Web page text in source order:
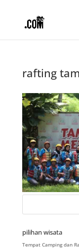
rafting
pilihan wisata
Tempat Camping dan